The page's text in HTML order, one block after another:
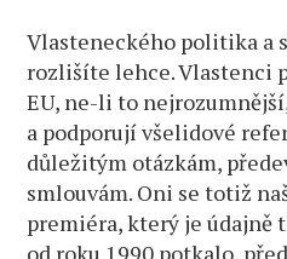
Vlasteneckého politika a
rozlišíte lehce. Vlastenci
EU, ne-li to
a podporují všelidové
důležitým otázkám,
smlouvám. Oni se totiž
premiéra, který je údajně
od roku 1990 potkalo,